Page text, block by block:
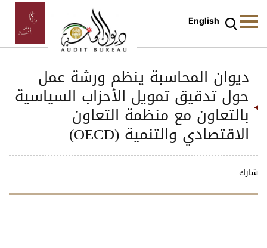
English
ديوان المحاسبة ينظم ورشة عمل
حول تدقيق تمويل الأحزاب السياسية
بالتعاون مع منظمة التعاون
الاقتصادي والتنمية (OECD)
شارك